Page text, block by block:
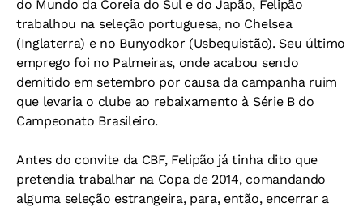
do Mundo da Coreia do Sul e do Japão, Felipão
trabalhou na seleção portuguesa, no Chelsea
(Inglaterra) e no Bunyodkor (Usbequistão). Seu último
emprego foi no Palmeiras, onde acabou sendo
demitido em setembro por causa da campanha ruim
que levaria o clube ao rebaixamento à Série B do
Campeonato Brasileiro.
Antes do convite da CBF, Felipão já tinha dito que
pretendia trabalhar na Copa de 2014, comandando
alguma seleção estrangeira, para, então, encerrar a